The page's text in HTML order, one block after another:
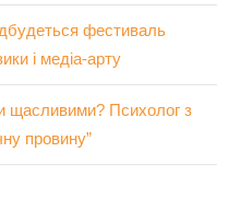
фестиваль
і медіа-арту
щасливими? Психолог з
провину”